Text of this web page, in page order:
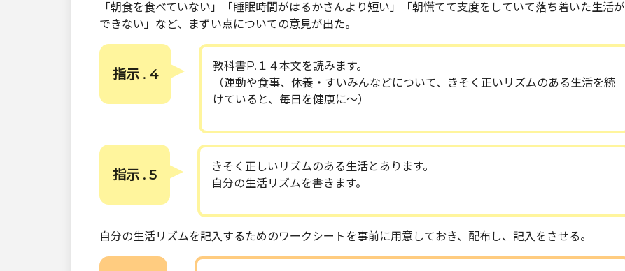
「朝食を食べていない」「睡眠時間がはるかさんより短い」「朝慌てて支度をしていて落ち着いた生活が
できない」など、まずい点についての意見が出た。
指示 . 4
教科書P.１４本文を読みます。
（運動や食事、休養・すいみんなどについて、きそく正いリズムのある生活を続
けていると、毎日を健康に〜）
指示 . 5
きそく正しいリズムのある生活とあります。
自分の生活リズムを書きます。
自分の生活リズムを記入するためのワークシートを事前に用意しておき、配布し、記入をさせる。